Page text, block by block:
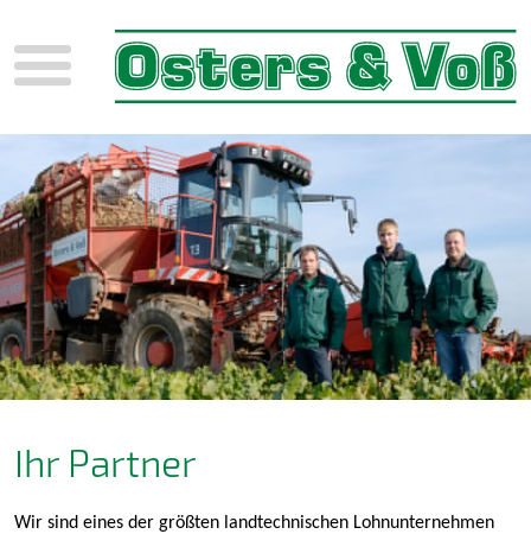
Menü
Ihr Partner
Wir sind eines der größten landtechnischen Lohnunternehmen